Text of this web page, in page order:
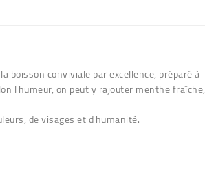
conviviale par excellence, préparé à
l'humeur, on peut y rajouter menthe fraîche,
de visages et d'humanité.